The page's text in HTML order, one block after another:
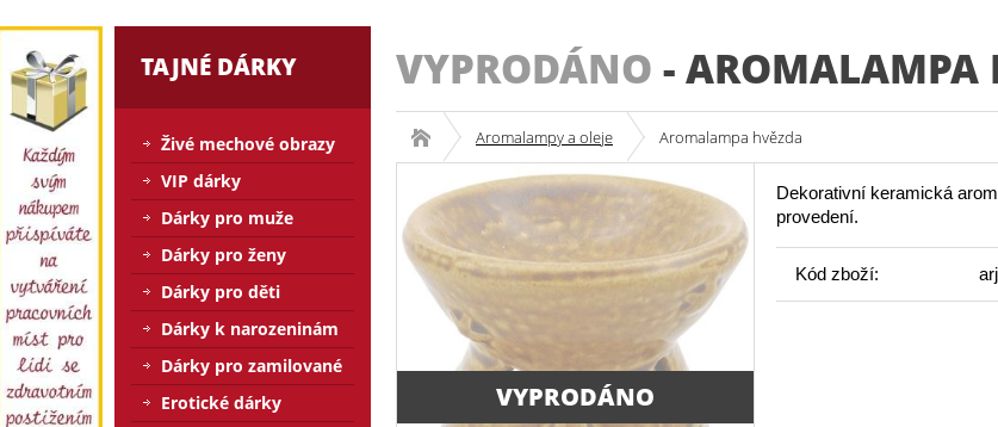
VYPRODÁNO - AROMALAMPA
Aromalampy a oleje Aromalampa hvězda
VYPRODÁNO
Dekorativní keramická
provedení.
Kód zboží:
TAJNÉ DÁRKY
Živé mechové obrazy
VIP dárky
Dárky pro muže
Dárky pro ženy
Dárky pro děti
Dárky k narozeninám
Dárky pro zamilované
Erotické dárky